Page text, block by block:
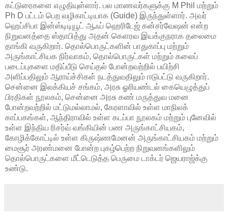
கட்டுரைகளை எழுதியுள்ளார். பல மாணவர்களுக்கு M Phil மற்றும்
Ph D பட்டம் பெற வழிகாட்டியாக (Guide) இருந்துள்ளார். அவர்
ஹெப்சிபா இன்ஸ்டிடியூட் ஆஃப் ஹெரிடேஜ் கன்சர்வேஷன் என்ற
நிறுவனத்தை ஸ்தாபித்து அதன் கெளரவ இயக்குநராக தலைமை
தாங்கி வருகிறார். தொல்பொருட்களின் பாதுகாப்பு மற்றும்
அருங்காட்சியக நிர்வாகம், தொல்பொருட்கள் மற்றும் கலைப்
படைப்புகளை மதிப்பீடு செய்தல் போன்றவற்றில் பயிற்சி
அளிப்பதிலும் ஆராய்ச்சிகள் நடத்துவதிலும் ஈடுபட்டு வருகிறார்.
சென்னை இலக்கியச் சங்கம், அரசு ஓரியண்டல் கையெழுத்துப்
பிரதிகள் நூலகம், சென்னை அரசு கண் மருத்துவ மனை
போன்றவற்றில் மட்டுமல்லாமல், கேரளாவில் உள்ள மாநிலக்
காப்பகங்கள், ஆந்திராவில் உள்ள கடப்பா நூலகம் மற்றும் புனேவில்
உள்ள இந்திய ரிசர்வ் வங்கியின் பண அருங்காட்சியகம்,
கோழிக்கோட்டில் உள்ள கிருஷ்ணமேனன் அருங்காட்சியகம் மற்றும்
மைசூர் அரண்மனை போன்ற புகழ்பெற்ற நிறுவனங்களிலும்
தொல்பொருட்களை மீட்டெடுத்த பெருமை டாக்டர் ஜெயராஜ்க்கு
உண்டு.